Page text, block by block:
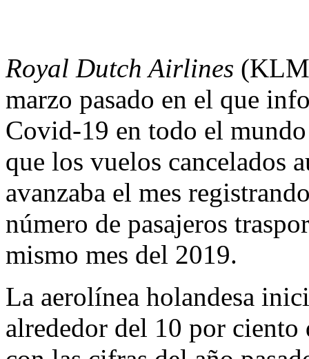
Royal Dutch Airlines
marzo pasado en el que
Covid-19 en todo el
que los vuelos cancelados
avanzaba el mes
número de pasajeros
mismo mes del 2019.
La aerolínea holandesa
alrededor del 10 por ciento